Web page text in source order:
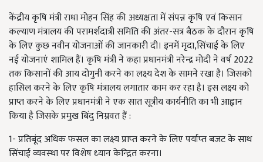
केंद्रीय कृषि मंत्री राधा मोहन सिंह की अध्यक्षता में संपन्न कृषि एवं किसान
कल्‍याण मंत्रालय की परामर्शदात्री समिति की अंतर-सत्र बैठक के दौरान कृषि
के लिए कुछ नवीन योजनाओं की जानकारी दी। इनमें मृदा,सिंचाई के लिए
नई योजनाएं शामिल हैं। कृषि मंत्री ने कहा प्रधानमंत्री नरेन्द्र मोदी ने वर्ष 2022
तक किसानों की आय दोगुनी करने का लक्ष्य देश के सामने रखा है। जिसको
हासिल करने के लिए कृषि मंत्रालय लगातार काम कर रहा है। इस लक्ष्‍य को
प्राप्त करने के लिए प्रधानमंत्री ने एक सात सूत्रीय कार्यनीति का भी आह्वान
किया है जिसके प्रमुख बिंदु निम्नवत हैं :
1- प्रतिबूंद अधिक फसल का लक्ष्‍य प्राप्‍त करने के लिए पर्याप्‍त बजट के साथ
सिंचाई व्‍यवस्‍था पर विशेष ध्‍यान केन्‍द्रित करना।